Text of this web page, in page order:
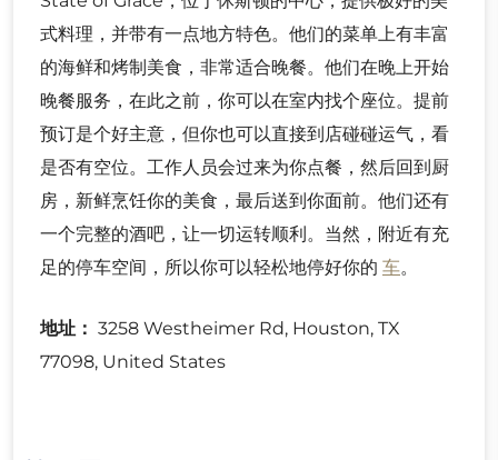
式料理，并带有一点地方特色。他们的菜单上有丰富
的海鲜和烤制美食，非常适合晚餐。他们在晚上开始
晚餐服务，在此之前，你可以在室内找个座位。提前
预订是个好主意，但你也可以直接到店碰碰运气，看
是否有空位。工作人员会过来为你点餐，然后回到厨
房，新鲜烹饪你的美食，最后送到你面前。他们还有
一个完整的酒吧，让一切运转顺利。当然，附近有充
足的停车空间，所以你可以轻松地停好你的 车。
地址： 3258 Westheimer Rd, Houston, TX
77098, United States